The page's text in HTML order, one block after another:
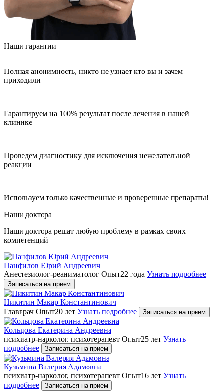
Наши гарантии
Полная анонимность, никто не узнает кто вы и зачем
приходили
Гарантируем на 100% результат после лечения в нашей
клинике
Проведем диагностику для исключения нежелательной
реакции
Используем только качественные и проверенные препараты!
Наши доктора
Наши доктора решат любую проблему в рамках своих
компетенций
Панфилов Юрий Андреевич
Анестезиолог-реаниматолог Опыт22 года Узнать подробнее
Записаться на прием
Никитин Макар Константинович
Главврач Опыт20 лет Узнать подробнее Записаться на прием
Кольцова Екатерина Андреевна
психиатр-нарколог, психотерапевт Опыт25 лет Узнать
подробнее
Записаться на прием
Кузьмина Валерия Адамовна
психиатр-нарколог, психотерапевт Опыт16 лет Узнать
подробнее
Записаться на прием